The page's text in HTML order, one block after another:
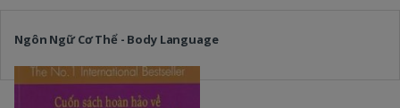
Ngôn Ngữ Cơ Thể - Body Language